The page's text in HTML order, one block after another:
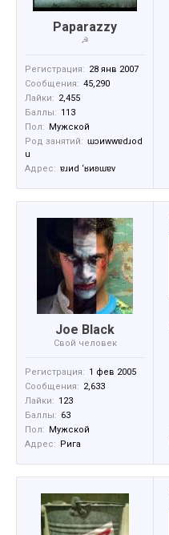
Paparazzy
☭
Регистрация: 28 янв 2007
Сообщения: 45,290
Лайки: 2,455
Баллы: 113
Пол:
Мужской
Род занятий: ɯɔиwwɐdɹоd
u
Адрес: ɐɹиd ‘ʁиʚɯɐv
Joe Black
Свой человек
Регистрация: 1 фев 2005
Сообщения: 2,633
Лайки: 123
Баллы: 63
Пол:
Мужской
Адрес:
Рига